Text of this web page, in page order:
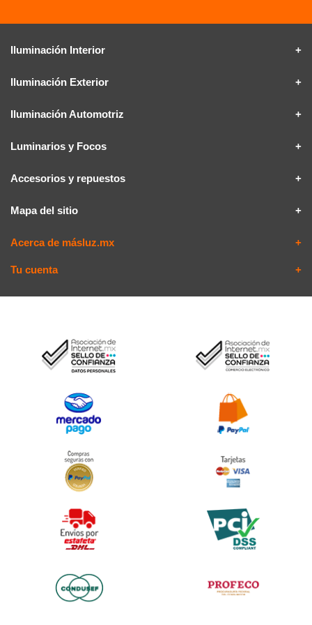
Iluminación Interior
Iluminación Exterior
Iluminación Automotriz
Luminarios y Focos
Accesorios y repuestos
Mapa del sitio
Acerca de másluz.mx
Tu cuenta